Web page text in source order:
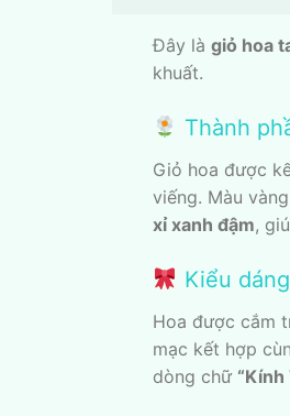
Đây là giỏ hoa
khuất.
Thành
Giỏ hoa được
viếng. Màu
xỉ xanh đậm,
Kiểu
Hoa được cắm
mạc kết hợp
dòng chữ “Kính